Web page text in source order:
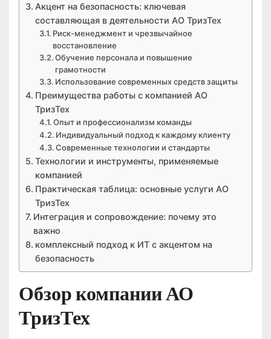
Акцент на безопасность: ключевая
составляющая в деятельности АО ТризТех
Риск-менеджмент и чрезвычайное
восстановление
Обучение персонала и повышение
грамотности
Использование современных средств защиты
Преимущества работы с компанией АО
ТризТех
Опыт и профессионализм команды
Индивидуальный подход к каждому клиенту
Современные технологии и стандарты
Технологии и инструменты, применяемые
компанией
Практическая таблица: основные услуги АО
ТризТех
Интеграция и сопровождение: почему это
важно
комплексный подход к ИТ с акцентом на
безопасность
Обзор компании АО
ТризТех